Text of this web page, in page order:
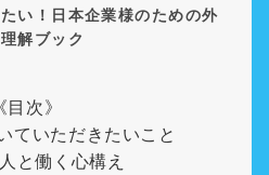
い！日本企業様のための外
解ブック
《目次》
ていただきたいこと
と働く心構え